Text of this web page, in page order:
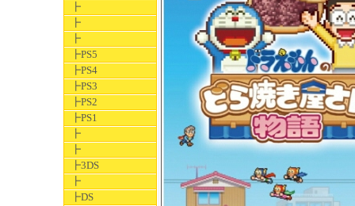
┣
┣
┣
┣PS5
┣PS4
┣PS3
┣PS2
┣PS1
┣
┣
┣3DS
┣
┣DS